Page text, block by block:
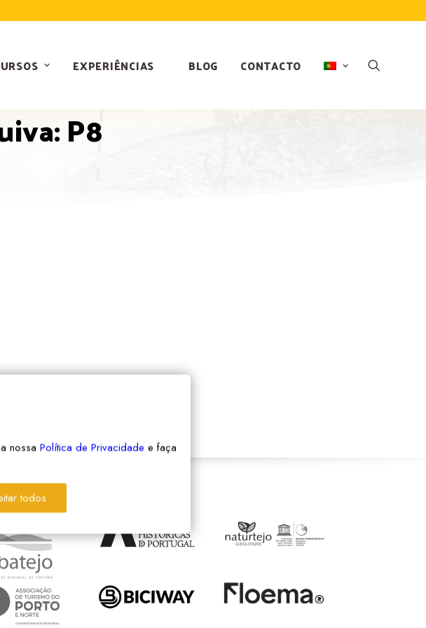
EXPERIÊNCIAS BLOG CONTACTO
P8
nossa Política de Privacidade e faça
todos